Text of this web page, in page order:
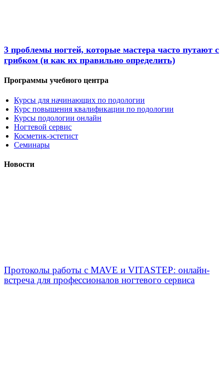
3 проблемы ногтей, которые мастера часто путают с
грибком (и как их правильно определить)
Программы учебного центра
Курсы для начинающих по подологии
Курс повышения квалификации по подологии
Курсы подологии онлайн
Ногтевой сервис
Косметик-эстетист
Семинары
Новости
Протоколы работы с MAVE и VITASTEP: онлайн-
встреча для профессионалов ногтевого сервиса